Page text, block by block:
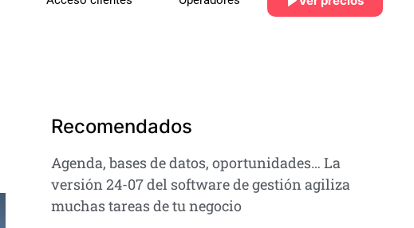
Recomendados
Agenda, bases de datos, oportunidades… La
versión 24-07 del software de gestión agiliza
muchas tareas de tu negocio